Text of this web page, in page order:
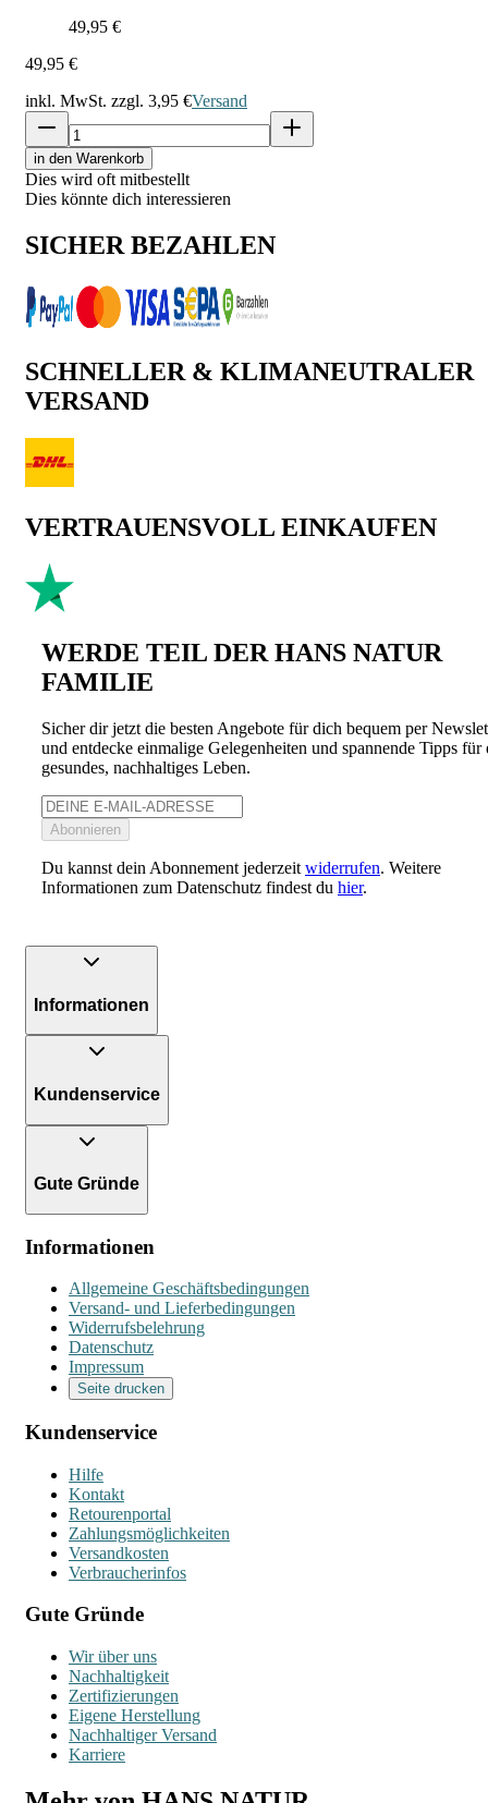
49,95 €
49,95 €
inkl. MwSt. zzgl. 3,95 €Versand
in den Warenkorb
Dies wird oft mitbestellt
Dies könnte dich interessieren
SICHER BEZAHLEN
SCHNELLER & KLIMANEUTRALER
VERSAND
VERTRAUENSVOLL EINKAUFEN
WERDE TEIL DER HANS NATUR
FAMILIE
Sicher dir jetzt die besten Angebote für dich bequem per
und entdecke einmalige Gelegenheiten und spannende Tipps für
gesundes, nachhaltiges Leben.
Abonnieren
Du kannst dein Abonnement jederzeit widerrufen. Weitere
Informationen zum Datenschutz findest du hier.
Informationen
Kundenservice
Gute Gründe
Informationen
Allgemeine Geschäftsbedingungen
Versand- und Lieferbedingungen
Widerrufsbelehrung
Datenschutz
Impressum
Seite drucken
Kundenservice
Hilfe
Kontakt
Retourenportal
Zahlungsmöglichkeiten
Versandkosten
Verbraucherinfos
Gute Gründe
Wir über uns
Nachhaltigkeit
Zertifizierungen
Eigene Herstellung
Nachhaltiger Versand
Karriere